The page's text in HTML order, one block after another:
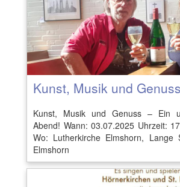
Kunst, Musik und Genuss
Kunst, Musik und Genuss – Ein
Abend! Wann: 03.07.2025 Uhrzeit:
Wo: Lutherkirche Elmshorn, Lange
Elmshorn